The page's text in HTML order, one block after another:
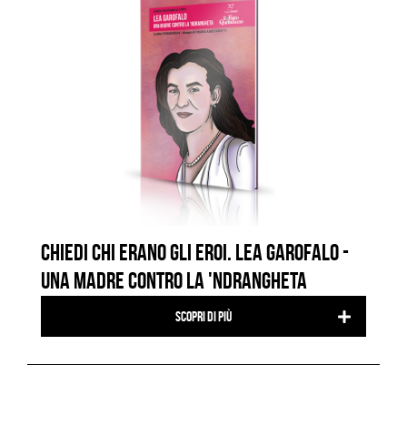
CHIEDI CHI ERANO GLI EROI. LEA GAROFALO -
UNA MADRE CONTRO LA 'NDRANGHETA
Scopri di più